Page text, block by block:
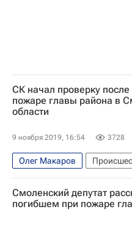
СК начал проверку после
пожаре главы района в
области
9 ноября 2019, 16:54 3728
Олег Макаров
Смоленская область
Следственный комитет
Смоленский депутат
погибшем при пожаре